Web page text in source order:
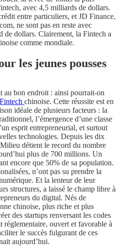
avec 4,5 milliards de dollars.
entre particuliers, et JD Finance,
ne sont pas en reste avec
de dollars. Clairement, la Fintech a
comme mondiale.
les jeunes pousses
au bon endroit : ainsi pourrait-on
Fintech chinoise. Cette réussite est en
idéale de plusieurs facteurs : la
l’émergence d’une classe
esprit entrepreneurial, et surtout
technologies. Depuis les dix
détient le record du nombre
plus de 700 millions. Un
encore que 50% de sa population.
n’ont pas su prendre la
Et la lenteur de leur
structures, a laissé le champ libre à
du digital. Nés de
chinoise, plus riche et plus
des startups renversant les codes
réglementaire, ouvert et favorable à
le succès fulgurant de ces
aujourd’hui.